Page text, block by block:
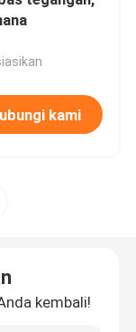
kami
kembali!